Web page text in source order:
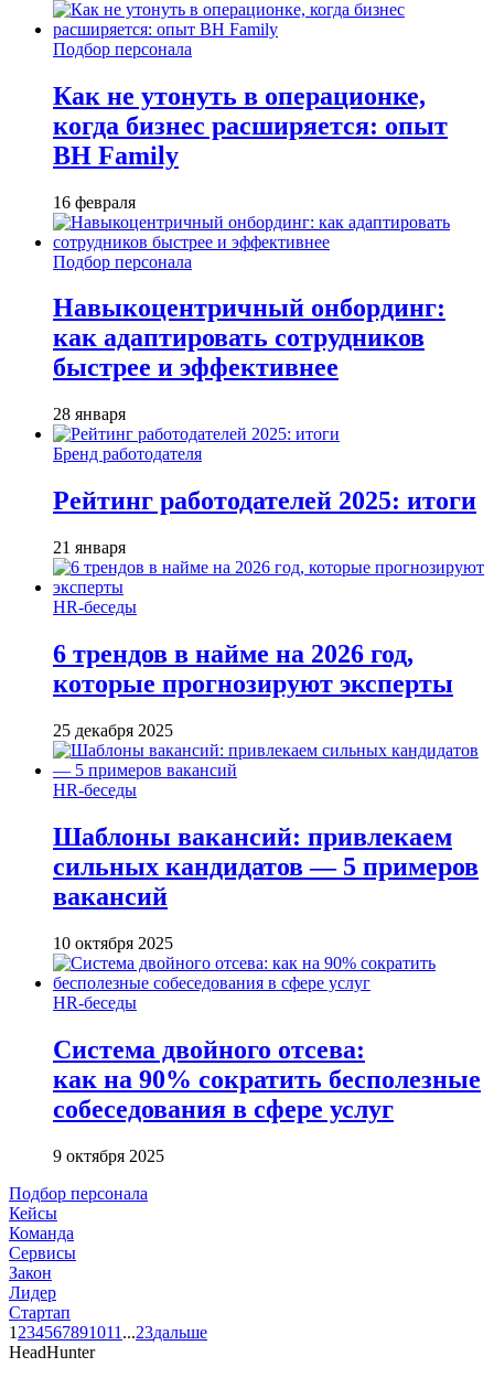
Подбор персонала
Как не утонуть в операционке,
когда бизнес расширяется: опыт
BH Family
16 февраля
Подбор персонала
Навыкоцентричный онбординг:
как адаптировать сотрудников
быстрее и эффективнее
28 января
Бренд работодателя
Рейтинг работодателей 2025: итоги
21 января
HR-беседы
6 трендов в найме на 2026 год,
которые прогнозируют эксперты
25 декабря 2025
HR-беседы
Шаблоны вакансий: привлекаем
сильных кандидатов — 5 примеров
вакансий
10 октября 2025
HR-беседы
Система двойного отсева:
как на 90% сократить бесполезные
собеседования в сфере услуг
9 октября 2025
Подбор персонала
Кейсы
Команда
Сервисы
Закон
Лидер
Стартап
1 234567891011 ...23дальше
HeadHunter